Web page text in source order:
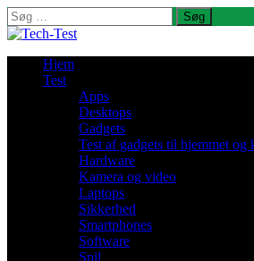
Søg
efter:
Hjem
Test
Apps
Desktops
Gadgets
Test af gadgets til hjemmet og
Hardware
Kamera og video
Laptops
Sikkerhed
Smartphones
Software
Spil